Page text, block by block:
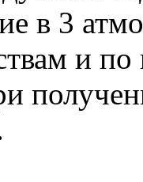
в 3
и по